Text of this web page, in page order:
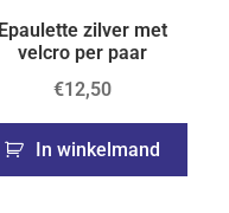
Epaulette zilver met
velcro per paar
€12,50
In winkelmand